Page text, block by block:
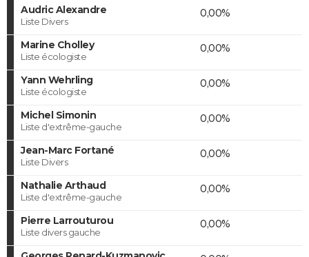
Audric Alexandre
Liste Divers
0,00%
Marine Cholley
Liste écologiste
0,00%
Yann Wehrling
Liste écologiste
0,00%
Michel Simonin
Liste d'extrême-gauche
0,00%
Jean-Marc Fortané
Liste Divers
0,00%
Nathalie Arthaud
Liste d'extrême-gauche
0,00%
Pierre Larrouturou
Liste divers gauche
0,00%